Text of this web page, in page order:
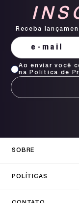
Receba
Ao enviar você
na
Política de
SOBRE
POLÍTICAS